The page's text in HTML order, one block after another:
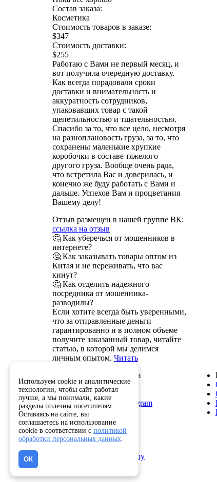
Состав заказа:
Косметика
Стоимость товаров в заказе:
$347
Стоимость доставки:
$255
Работаю с Вами не первый месяц, и
вот получила очередную доставку.
Как всегда порадовали сроки
доставки и внимательность и
аккуратность сотрудников,
упаковавших товар с такой
щепетильностью и тщательностью.
Спасибо за то, что все цело, несмотря
на разноплановость груза, за то, что
сохранены маленькие хрупкие
коробочки в составе тяжелого
другого груза. Вообще очень рада,
что встретила Вас и доверилась, и
конечно же буду работать с Вами и
дальше. Успехов Вам и процветания
Вашему делу!
Отзыв размещен в нашей группе ВК:
ссылка на отзыв
🤔 Как уберечься от мошенников в
интернете?
🤔 Как заказывать товары оптом из
Китая и не переживать, что вас
кинут?
🤔 Как отделить надежного
посредника от мошенника-
разводилы?
Если хотите всегда быть уверенными,
что за отправленные деньги
гарантированно и в полном объеме
получите заказанный товар, читайте
статью, в которой мы делимся
личным опытом. Читать
Служба поддержки
8 800 222-82-50
info@optkitai.com
Наш бот в Telegram
Помощь
Написать директору
Используем cookie и аналитические
технологии, чтобы сайт работал
лучше, а мы понимали, какие
разделы полезны посетителям.
Оставаясь на сайте, вы
соглашаетесь на использование
cookie в соответствии с политикой
обработки персональных данных.
ОК